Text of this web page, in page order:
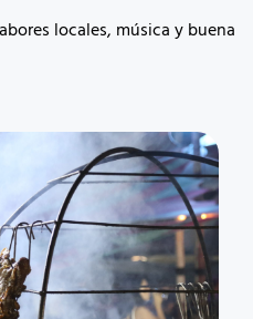
locales, música y buena